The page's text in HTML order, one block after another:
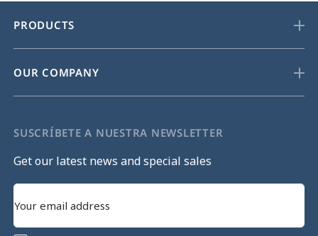
PRODUCTS
OUR COMPANY
SUSCRÍBETE A NUESTRA NEWSLETTER
Get our latest news and special sales